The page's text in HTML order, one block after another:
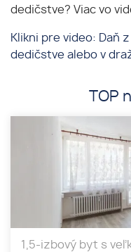
dedičstve? Viac vo
Klikni pre video: Daň
dedičstve alebo v
TOP
1,5-izbový byt s